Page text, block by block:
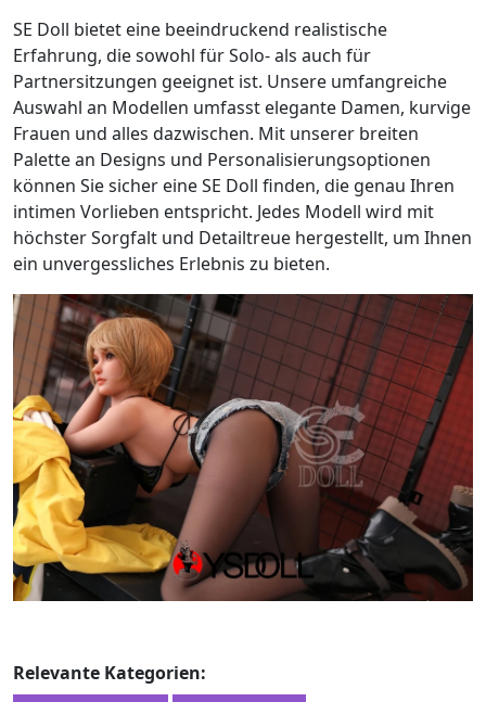
SE Doll bietet eine beeindruckend realistische
Erfahrung, die sowohl für Solo- als auch für
Partnersitzungen geeignet ist. Unsere umfangreiche
Auswahl an Modellen umfasst elegante Damen, kurvige
Frauen und alles dazwischen. Mit unserer breiten
Palette an Designs und Personalisierungsoptionen
können Sie sicher eine SE Doll finden, die genau Ihren
intimen Vorlieben entspricht. Jedes Modell wird mit
höchster Sorgfalt und Detailtreue hergestellt, um Ihnen
ein unvergessliches Erlebnis zu bieten.
Relevante Kategorien: